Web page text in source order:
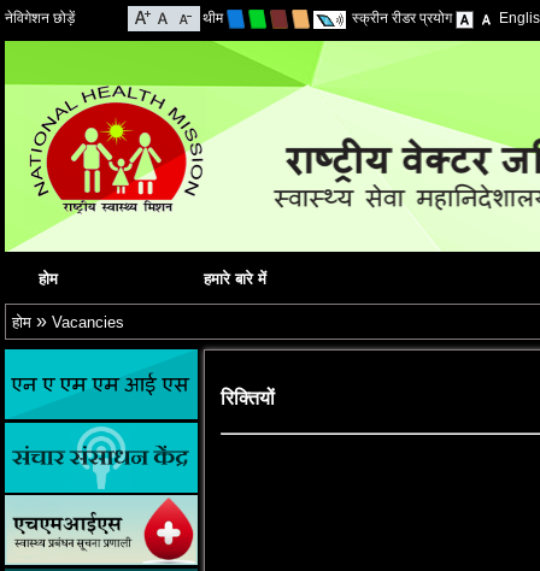
नेविगेशन छोड़ें थीम स्क्रीन रीडर प्रयोग
होम हमारे बारे में
होम » Vacancies
रिक्तियों